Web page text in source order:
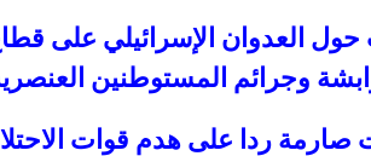
حول العدوان الإسرائيلي على
وجرائم المستوطنين
صارمة ردا على هدم قوات